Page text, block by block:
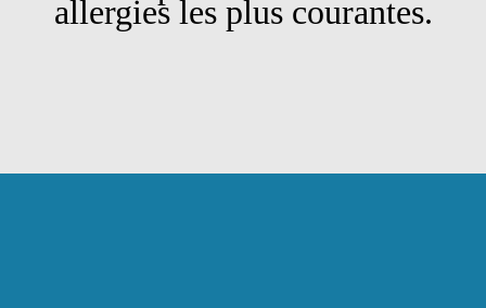
allergies les plus courantes.